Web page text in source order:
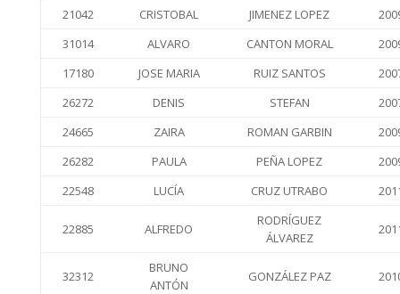
21042
CRISTOBAL JIMENEZ LOPEZ
31014
ALVARO CANTON MORAL
17180
JOSE MARIA RUIZ SANTOS
26272
DENIS STEFAN
24665
ZAIRA ROMAN GARBIN
26282
PAULA PEÑA LOPEZ
22548
LUCÍA CRUZ UTRABO
22885 ALFREDO
RODRÍGUEZ
ÁLVAREZ
32312
BRUNO
ANTÓN
GONZÁLEZ PAZ